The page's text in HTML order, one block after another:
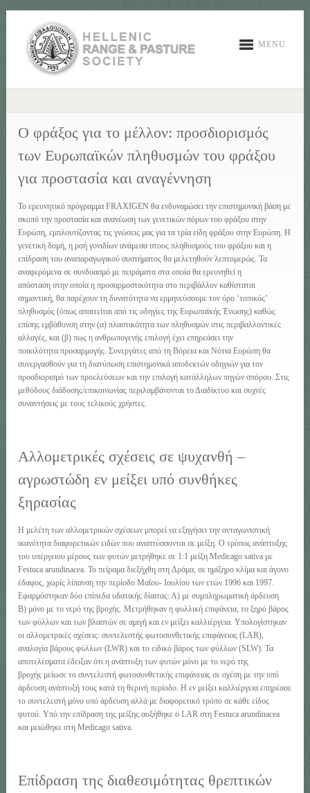
MENU
Ο φράξος για το μέλλον: προσδιορισμός
των Ευρωπαϊκών πληθυσμών του φράξου
για προστασία και αναγέννηση
Το ερευνητικό πρόγραμμα FRAXIGEN θα ενδυναμώσει την επιστημονική βάση με
σκοπό την προστασία και ανανέωση των γενετικών πόρων του φράξου στην
Ευρώπη, εμπλουτίζοντας τις γνώσεις μας για τα τρία είδη φράξου στην Ευρώπη. Η
γενετική δομή, η ροή γονιδίων ανάμεσα στους πληθυσμούς του φράξου και η
επίδραση του αναπαραγωγικού συστήματος θα μελετηθούν λεπτομερώς. Τα
αναφερόμενα σε συνδυασμό με πειράματα στα οποία θα ερευνηθεί η
απόσταση στην οποία η προσαρμοστικότητα στο περιβάλλον καθίσταται
σημαντική, θα παρέχουν τη δυνατότητα να ερμηνεύσουμε τον όρο ‘τοπικός’
πληθυσμός (όπως απαιτείται από τις οδηγίες της Ευρωπαϊκής Ένωσης) καθώς
επίσης εμβάθυνση στην (α) πλαστικότητα των πληθυσμών στις περιβαλλοντικές
αλλαγές, και (β) πως η ανθρωπογενής επιλογή έχει επηρεάσει την
ποικιλότητα προσαρμογής. Συνεργάτες από τη Βόρεια και Νότια Ευρώπη θα
συνεργασθούν για τη διατύπωση επιστημονικά αποδεκτών οδηγιών για τον
προσδιορισμό των προελεύσεων και την επιλογή κατάλληλων πηγών σπόρου. Στις
μεθόδους διάδοσης/επικοινωνίας περιλαμβάνονται το Διαδίκτυο και συχνές
συναντήσεις με τους τελικούς χρήστες.
Αλλομετρικές σχέσεις σε ψυχανθή –
αγρωστώδη εν μείξει υπό συνθήκες
ξηρασίας
Η μελέτη των αλλομετρικών σχέσεων μπορεί να εξηγήσει την ανταγωνιστική
ικανότητα διαφορετικών ειδών που αναπτύσσονται σε μείξη. Ο τρόπος ανάπτυξης
του υπέργειου μέρους των φυτών μετρήθηκε σε 1:1 μείξη Medicago sativa με
Festuca arundinacea. Το πείραμα διεξήχθη στη Δράμα, σε ημίξηρο κλίμα και άγονο
έδαφος, χωρίς λίπανση την περίοδο Μαΐου- Ιουλίου των ετών 1996 και 1997.
Εφαρμόστηκαν δύο επίπεδα υδατικής δίαιτας: Α) με συμπληρωματική άρδευση
Β) μόνο με το νερό της βροχής. Μετρήθηκαν η φυλλική επιφάνεια, το ξηρό βάρος
των φύλλων και των βλαστών σε αμιγή και εν μείξει καλλιέργεια. Υπολογίστηκαν
οι αλλομετρικές σχέσεις: συντελεστής φωτοσυνθετικής επιφάνειας (LAR),
αναλογία βάρους φύλλων (LWR) και το ειδικό βάρος των φύλλων (SLW). Τα
αποτελέσματα έδειξαν ότι η ανάπτυξη των φυτών μόνο με το νερό της
βροχής μείωσε το συντελεστή φωτοσυνθετικής επιφάνειας σε σχέση με την υπό
άρδευση ανάπτυξή τους κατά τη θερινή περίοδο. Η εν μείξει καλλιέργεια επηρέασε
το συντελεστή μόνο υπό άρδευση αλλά με διαφορετικό τρόπο σε κάθε είδος
φυτού. Υπό την επίδραση της μείξης αυξήθηκε ο LAR στη Festuca arundinacea
και μειώθηκε στη Medicago sativa.
Επίδραση της διαθεσιμότητας θρεπτικών